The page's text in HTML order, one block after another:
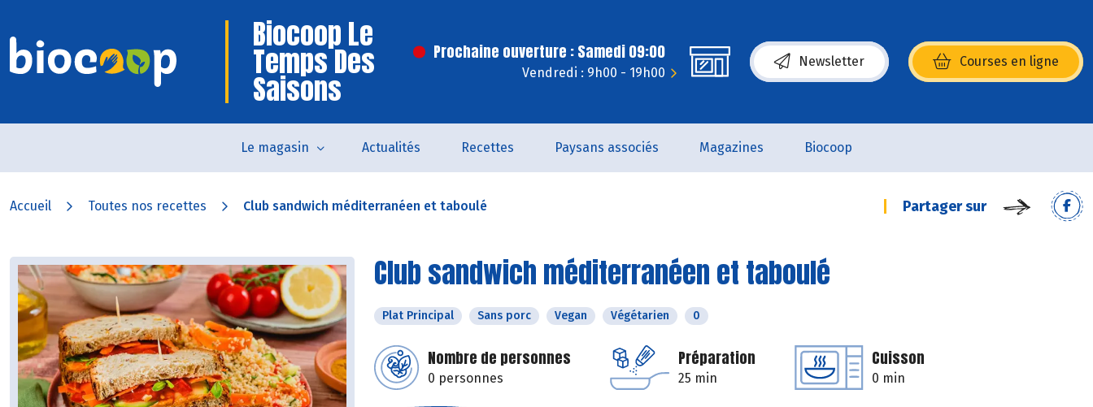
Biocoop Le
Temps Des
Saisons
Prochaine ouverture : Samedi 09:00
Vendredi : 9h00 - 19h00
Newsletter Courses en ligne
(s’ouvre dans une nouvelle fenêtre)
Le magasin Actualités Recettes Paysans associés Magazines Biocoop
Accueil Toutes nos recettes Club sandwich méditerranéen et taboulé Partager sur
Club sandwich méditerranéen et taboulé
Plat Principal Sans porc Vegan Végétarien 0
Nombre de personnes
0 personnes
Préparation
25 min
Cuisson
0 min